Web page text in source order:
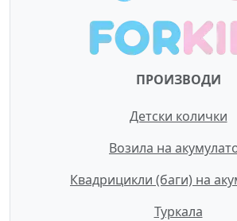
ПРОИЗВОДИ
Детски колички
Возила на
Квадрицикли (баги) на
Туркала